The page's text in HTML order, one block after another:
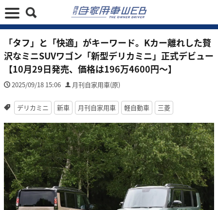
「タフ」と「快適」がキーワード。Kカー離れした贅
沢なミニSUVワゴン「新型デリカミニ」正式デビュー
【10月29日発売、価格は196万4600円〜】
2025/09/18 15:06 月刊自家用車(原)
デリカミニ 新車 月刊自家用車 軽自動車 三菱